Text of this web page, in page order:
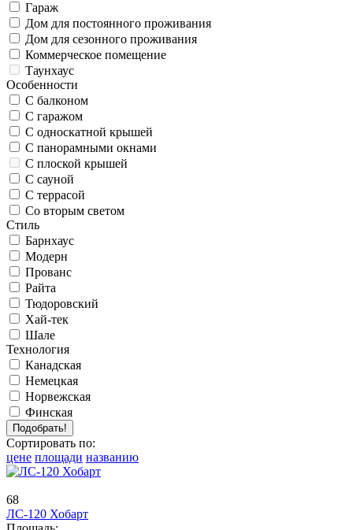
Гараж
Дом для постоянного проживания
Дом для сезонного проживания
Коммерческое помещение
Таунхаус
Особенности
С балконом
С гаражом
С односкатной крышей
С панорамными окнами
С плоской крышей
С сауной
С террасой
Со вторым светом
Стиль
Барнхаус
Модерн
Прованс
Райта
Тюдоровский
Хай-тек
Шале
Технология
Канадская
Немецкая
Норвежская
Финская
Сортировать по:
цене площади названию
68
ЛС-120 Хобарт